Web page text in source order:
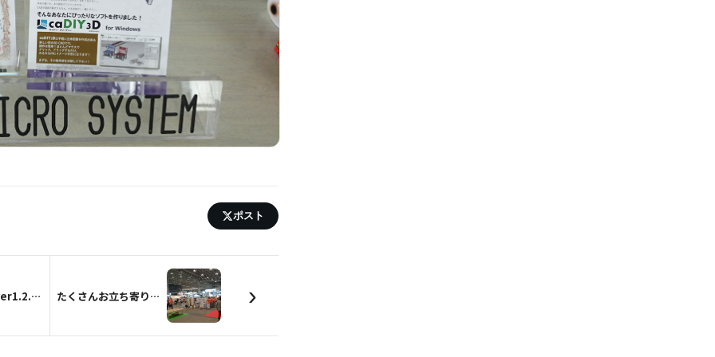
ポスト
【開発状況】ver1.2.Xの機能まとめ たくさんお立ち寄り頂きありがとうございました！ ›